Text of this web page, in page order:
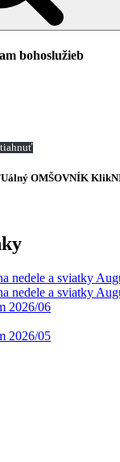
bohoslužieb
OMŠOVNÍK
nedele a sviatky
nedele a sviatky
2026/06
2026/05